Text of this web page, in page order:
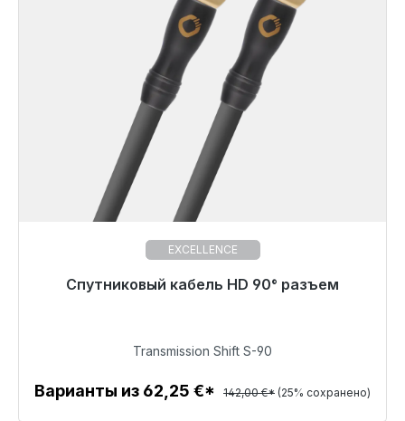
EXCELLENCE
Спутниковый кабель HD 90° разъем
Готовы к немедленной отправке, срок поставки
106,50 €
Детали
Transmission Shift S-90
Варианты из 62,25 €* 142,00 €* (25% сохранено)